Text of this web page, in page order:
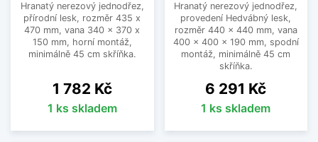
Hranatý nerezový jednodřez,
přírodní lesk, rozměr 435 x
470 mm, vana 340 x 370 x
150 mm, horní montáž,
minimálně 45 cm skříňka.
Cena
1 782 Kč
1 ks skladem
Hranatý nerezový jednodřez,
provedení Hedvábný lesk,
rozměr 440 x 440 mm, vana
400 x 400 x 190 mm, spodní
montáž, minimálně 45 cm
skříňka.
Cena
6 291 Kč
1 ks skladem